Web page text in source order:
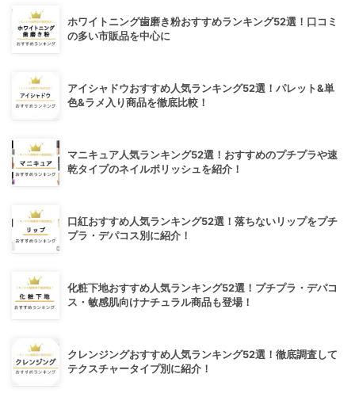
ホワイトニング歯磨き粉おすすめランキング52選！口コミ
の多い市販品を中心に
アイシャドウおすすめ人気ランキング52選！パレット&単
色&ラメ入り商品を徹底比較！
マニキュア人気ランキング52選！おすすめのプチプラや速
乾タイプのネイルポリッシュを紹介！
口紅おすすめ人気ランキング52選！落ちないリップをプチ
プラ・デパコス別に紹介！
化粧下地おすすめ人気ランキング52選！プチプラ・デパコ
ス・敏感肌向けナチュラル商品も登場！
クレンジングおすすめ人気ランキング52選！徹底調査して
テクスチャータイプ別に紹介！